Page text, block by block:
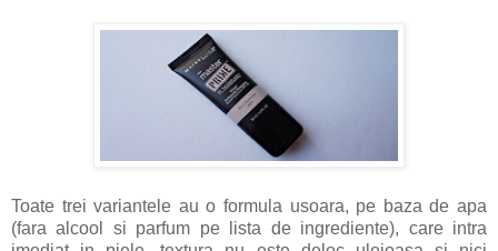
Toate trei variantele au o formula usoara, pe baza de apa
(fara alcool si parfum pe lista de ingrediente), care intra